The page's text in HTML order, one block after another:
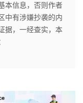
本信息，否则作者
中有涉嫌抄袭的内
据，一经查实，本